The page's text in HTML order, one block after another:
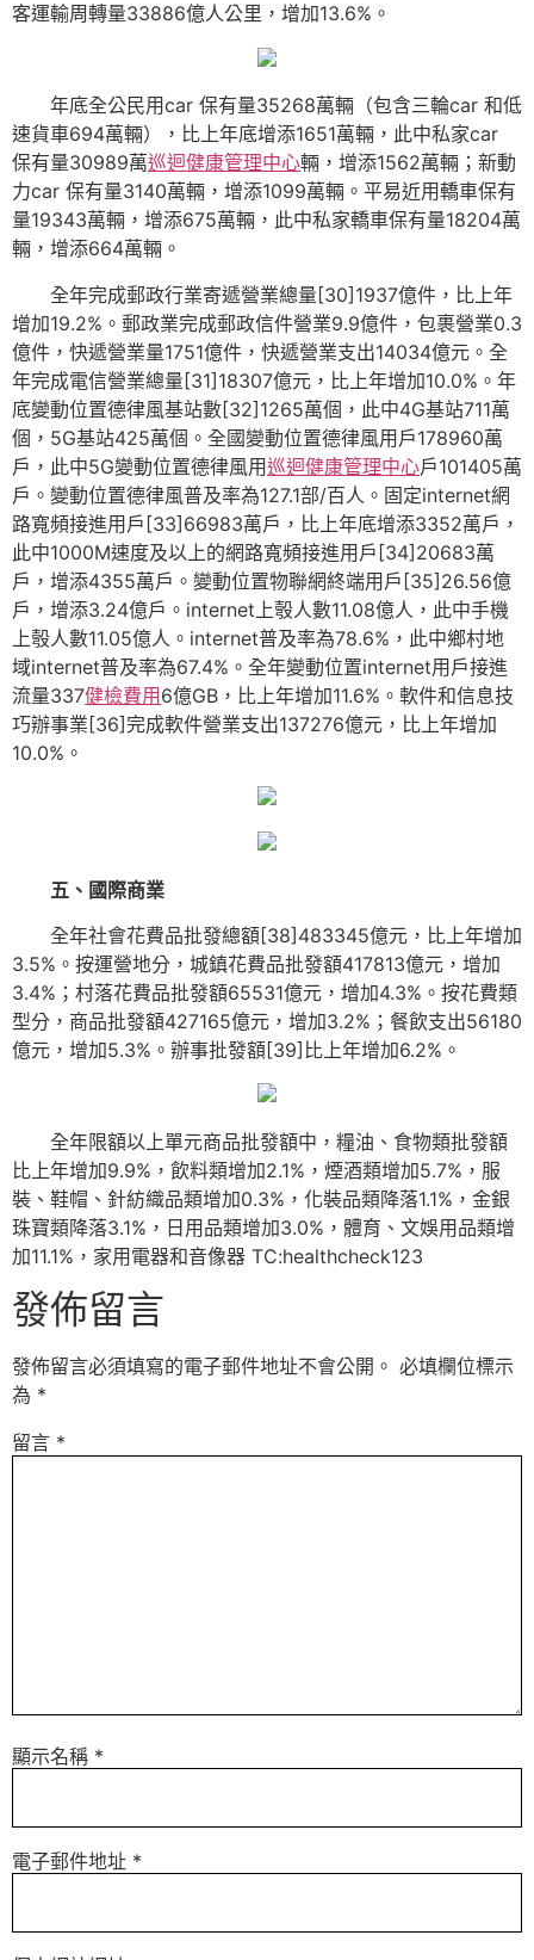
客運輸周轉量33886億人公里，增加13.6%。
年底全公民用car 保有量35268萬輛（包含三輪car 和低
速貨車694萬輛），比上年底增添1651萬輛，此中私家car
保有量30989萬巡迴健康管理中心輛，增添1562萬輛；新動
力car 保有量3140萬輛，增添1099萬輛。平易近用轎車保有
量19343萬輛，增添675萬輛，此中私家轎車保有量18204萬
輛，增添664萬輛。
全年完成郵政行業寄遞營業總量[30]1937億件，比上年
增加19.2%。郵政業完成郵政信件營業9.9億件，包裹營業0.3
億件，快遞營業量1751億件，快遞營業支出14034億元。全
年完成電信營業總量[31]18307億元，比上年增加10.0%。年
底變動位置德律風基站數[32]1265萬個，此中4G基站711萬
個，5G基站425萬個。全國變動位置德律風用戶178960萬
戶，此中5G變動位置德律風用巡迴健康管理中心戶101405萬
戶。變動位置德律風普及率為127.1部/百人。固定internet網
路寬頻接進用戶[33]66983萬戶，比上年底增添3352萬戶，
此中1000M速度及以上的網路寬頻接進用戶[34]20683萬
戶，增添4355萬戶。變動位置物聯網終端用戶[35]26.56億
戶，增添3.24億戶。internet上彀人數11.08億人，此中手機
上彀人數11.05億人。internet普及率為78.6%，此中鄉村地
域internet普及率為67.4%。全年變動位置internet用戶接進
流量337健檢費用6億GB，比上年增加11.6%。軟件和信息技
巧辦事業[36]完成軟件營業支出137276億元，比上年增加
10.0%。
五、國際商業
全年社會花費品批發總額[38]483345億元，比上年增加
3.5%。按運營地分，城鎮花費品批發額417813億元，增加
3.4%；村落花費品批發額65531億元，增加4.3%。按花費類
型分，商品批發額427165億元，增加3.2%；餐飲支出56180
億元，增加5.3%。辦事批發額[39]比上年增加6.2%。
全年限額以上單元商品批發額中，糧油、食物類批發額
比上年增加9.9%，飲料類增加2.1%，煙酒類增加5.7%，服
裝、鞋帽、針紡織品類增加0.3%，化裝品類降落1.1%，金銀
珠寶類降落3.1%，日用品類增加3.0%，體育、文娛用品類增
加11.1%，家用電器和音像器 TC:healthcheck123
發佈留言
發佈留言必須填寫的電子郵件地址不會公開。 必填欄位標示
為 *
留言 *
顯示名稱 *
電子郵件地址 *